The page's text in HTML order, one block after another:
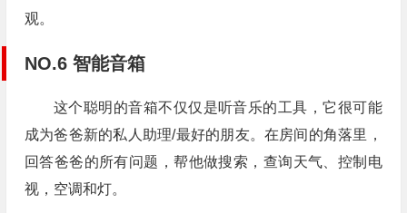
观。
NO.6 智能音箱
这个聪明的音箱不仅仅是听音乐的工具，它很可能
成为爸爸新的私人助理/最好的朋友。在房间的角落里，
回答爸爸的所有问题，帮他做搜索，查询天气、控制电
视，空调和灯。